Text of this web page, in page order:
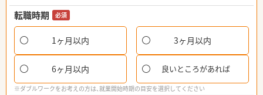
転職時期 必須
1ヶ月以内 3ヶ月以内
6ヶ月以内 良いところがあれば
※ダブルワークをお考えの方は、就業開始時期の目安を選択してください